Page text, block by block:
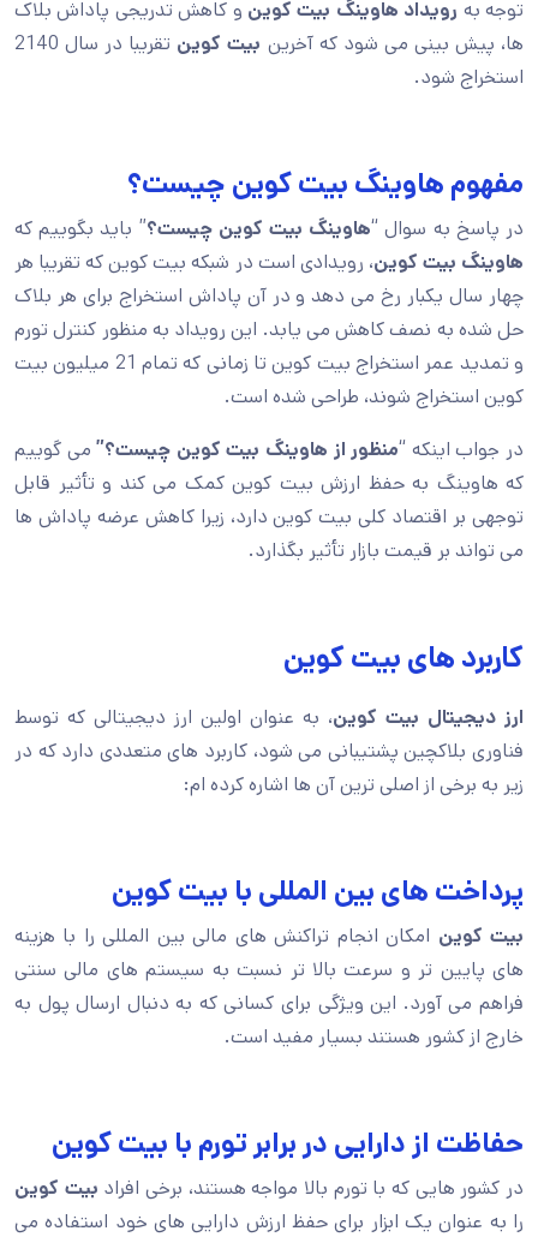
توجه به رویداد هاوینگ بیت کوین و کاهش تدریجی پاداش بلاک
ها، پیش بینی می شود که آخرین بیت کوین
تقریبا در سال 2140
استخراج شود.
مفهوم هاوینگ بیت کوین چیست؟
در پاسخ به سوال “هاوینگ بیت کوین چیست؟” باید بگوییم که
هاوینگ بیت کوین، رویدادی است در شبکه بیت کوین که تقریبا هر
چهار سال یکبار رخ می دهد و در آن پاداش استخراج برای هر بلاک
حل شده به نصف کاهش می یابد. این رویداد به منظور کنترل تورم
و تمدید عمر استخراج بیت کوین تا زمانی که تمام 21 میلیون بیت
کوین استخراج شوند، طراحی شده است.
در جواب اینکه “منظور از هاوینگ بیت کوین چیست؟” می گوییم
که هاوینگ به حفظ ارزش بیت کوین کمک می کند و تأثیر قابل
توجهی بر اقتصاد کلی بیت کوین دارد، زیرا کاهش عرضه پاداش ها
می تواند بر قیمت بازار تأثیر بگذارد.
کاربرد های بیت کوین
ارز دیجیتال بیت کوین، به عنوان اولین ارز دیجیتالی که توسط
فناوری بلاکچین پشتیبانی می شود، کاربرد های متعددی دارد که در
زیر به برخی از اصلی ترین آن ها اشاره کرده ام:
پرداخت های بین المللی با بیت کوین
بیت کوین امکان انجام تراکنش های مالی بین المللی را با هزینه
های پایین تر و سرعت بالا تر نسبت به سیستم های مالی سنتی
فراهم می آورد. این ویژگی برای کسانی که به دنبال ارسال پول به
خارج از کشور هستند بسیار مفید است.
حفاظت از دارایی در برابر تورم با بیت کوین
در کشور هایی که با تورم بالا مواجه هستند، برخی افراد بیت کوین
را به عنوان یک ابزار برای حفظ ارزش دارایی های خود استفاده می